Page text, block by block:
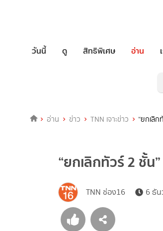
วันนี้ ดู สิทธิพิเศษ อ่าน
อ่าน ข่าว TNN เจาะข่าว “ยกเลิ
“ยกเลิกทัวร์ 2 ชั้
TNN ช่อง16 6 ธั